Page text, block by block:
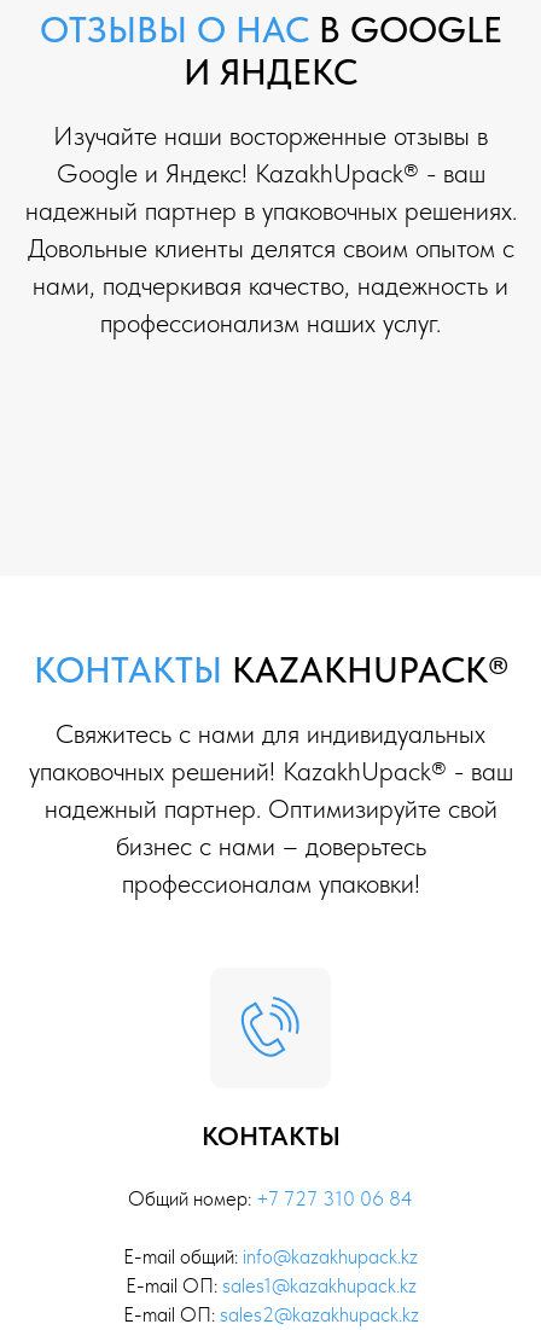
ОТЗЫВЫ О НАСВ GOOGLE
И ЯНДЕКС
Изучайте наши восторженные отзывы в
Google и Яндекс! KazakhUpack® - ваш
надежный партнер в упаковочных решениях.
Довольные клиенты делятся своим опытом с
нами, подчеркивая качество, надежность и
профессионализм наших услуг.
КОНТАКТЫ KAZAKHUPACK®
Свяжитесь с нами для индивидуальных
упаковочных решений! KazakhUpack® - ваш
надежный партнер. Оптимизируйте свой
бизнес с нами – доверьтесь
профессионалам упаковки!
КОНТАКТЫ
Общий номер: +7 727 310 06 84
E-mail общий: info@kazakhupack.kz
E-mail ОП: sales1@kazakhupack.kz
E-mail ОП: sales2@kazakhupack.kz